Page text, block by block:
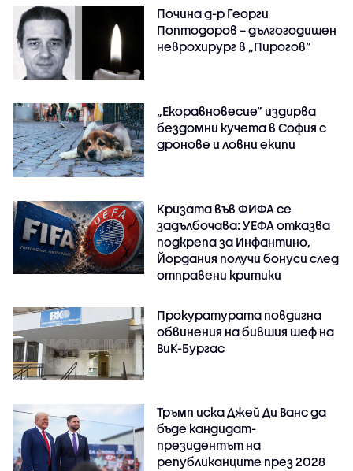
Почина д-р Георги
Поптодоров – дългогодишен
неврохирург в „Пирогов“
„Екоравновесие“ издирва
бездомни кучета в София с
дронове и ловни екипи
Кризата във ФИФА се
задълбочава: УЕФА отказва
подкрепа за Инфантино,
Йордания получи бонуси след
отправени критики
Прокуратурата повдигна
обвинения на бившия шеф на
ВиК-Бургас
Тръмп иска Джей Ди Ванс да
бъде кандидат-
президентът на
републиканците през 2028